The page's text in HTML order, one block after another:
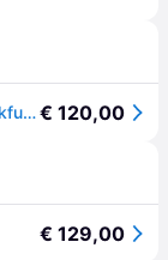
Makita DCF203Z Accu Ventilator met zwenkfunctie 14,4V / 18V Basic Body€ 120,00
€ 129,00